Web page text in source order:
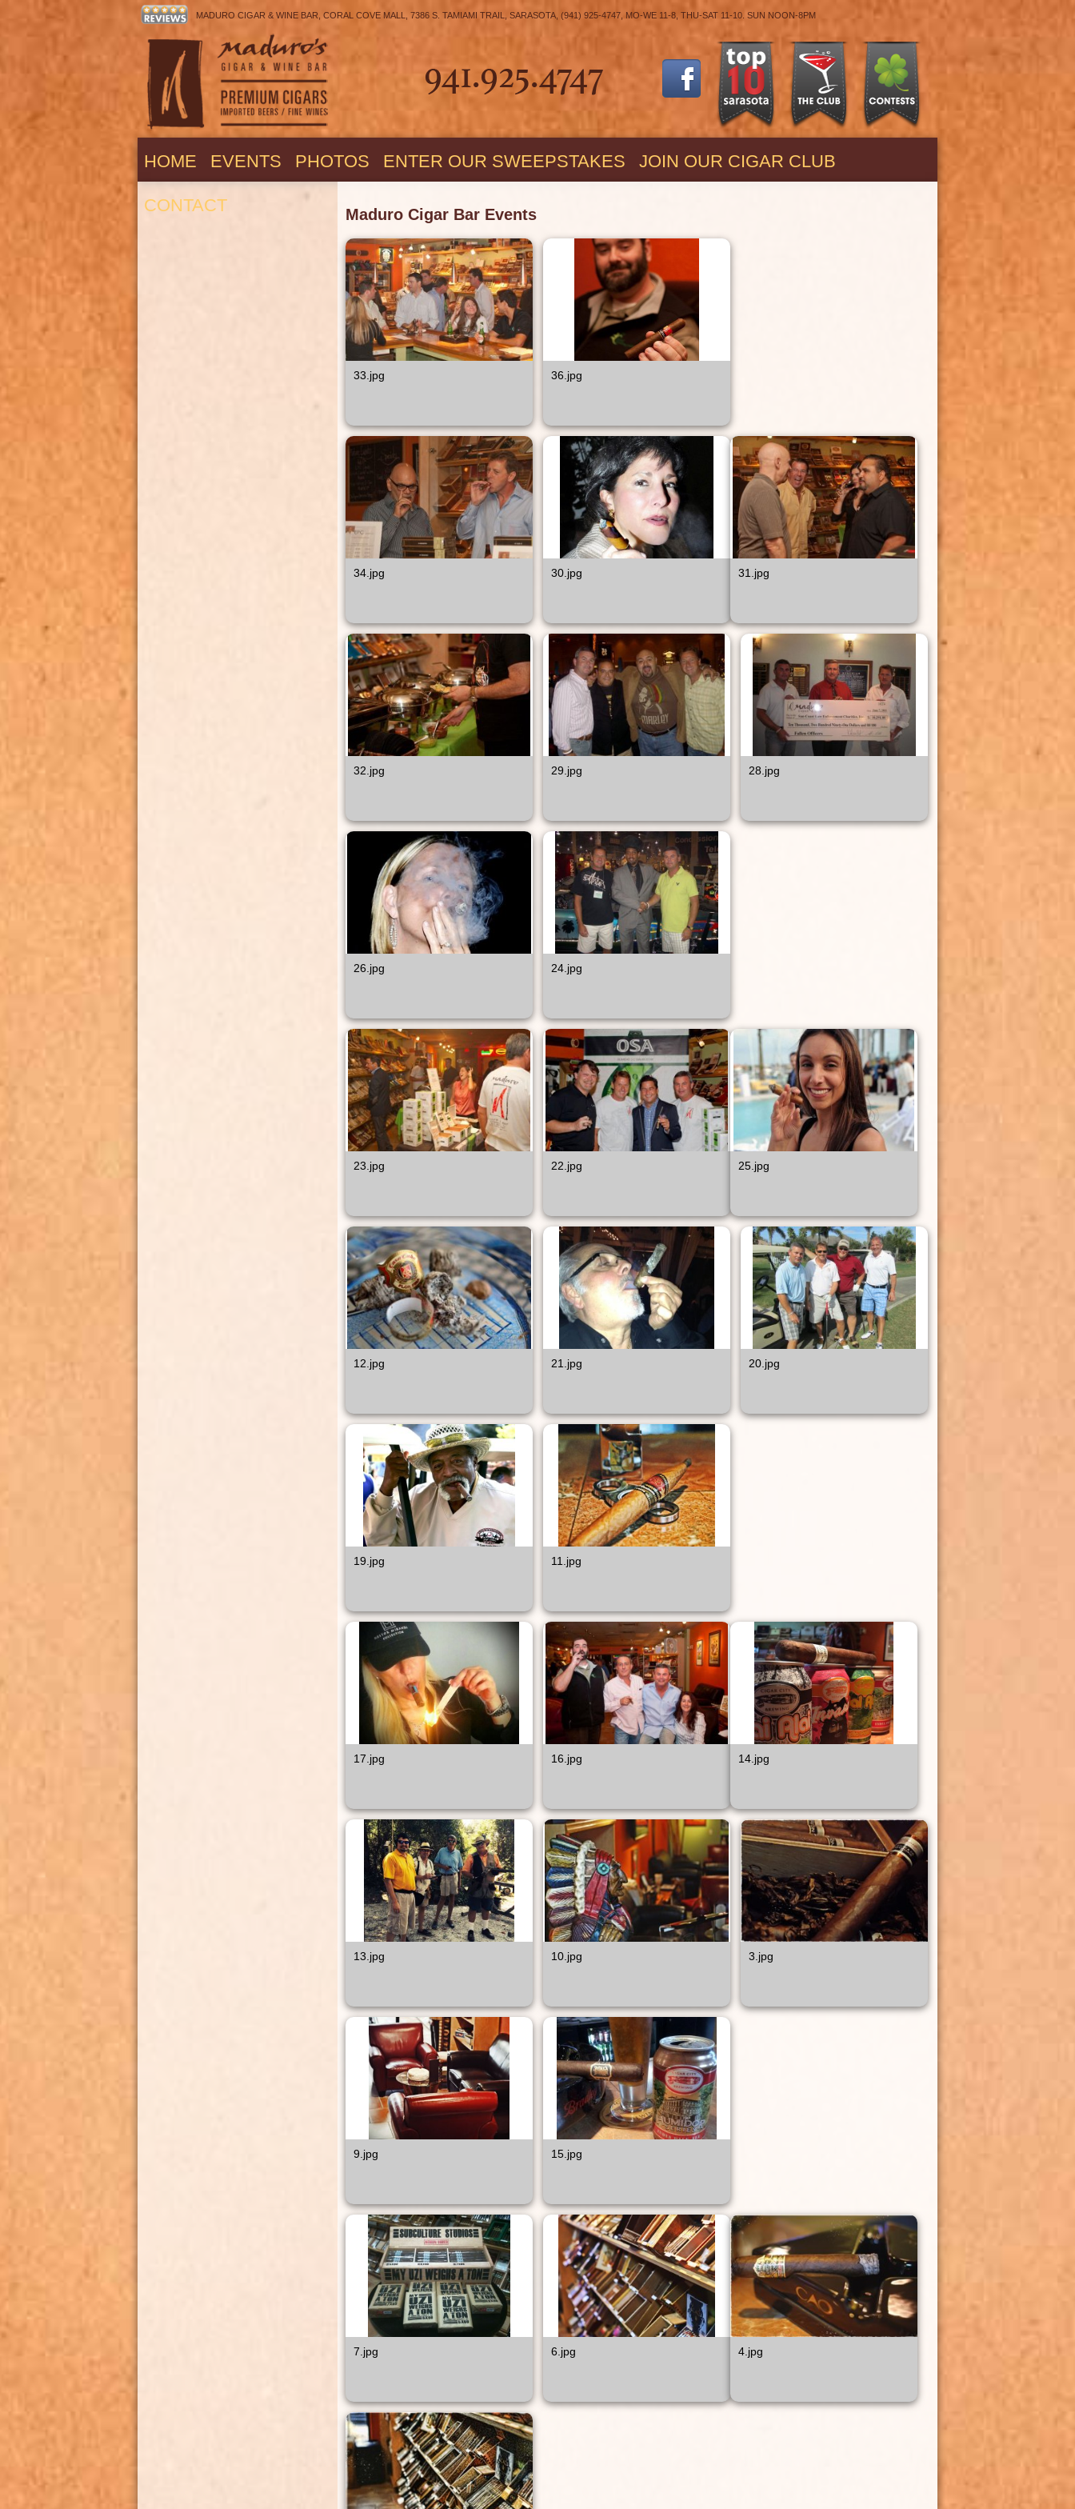
MADURO CIGAR & WINE BAR, CORAL COVE MALL, 7386 S. TAMIAMI TRAIL, SARASOTA, (941) 925-4747, MO-WE 11-8, THU-SAT 11-10. SUN NOON-8PM
HOME EVENTS PHOTOS ENTER OUR SWEEPSTAKES JOIN OUR CIGAR CLUB
CONTACT Maduro Cigar Bar Events
33.jpg 36.jpg
34.jpg 30.jpg 31.jpg
32.jpg 29.jpg 28.jpg
26.jpg 24.jpg
23.jpg 22.jpg 25.jpg
12.jpg 21.jpg 20.jpg
19.jpg 11.jpg
17.jpg 16.jpg 14.jpg
13.jpg 10.jpg 3.jpg
9.jpg 15.jpg
7.jpg 6.jpg 4.jpg